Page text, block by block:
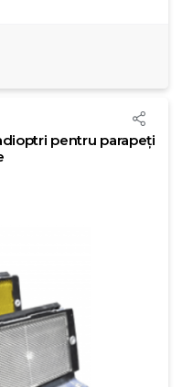
pentru parapeți